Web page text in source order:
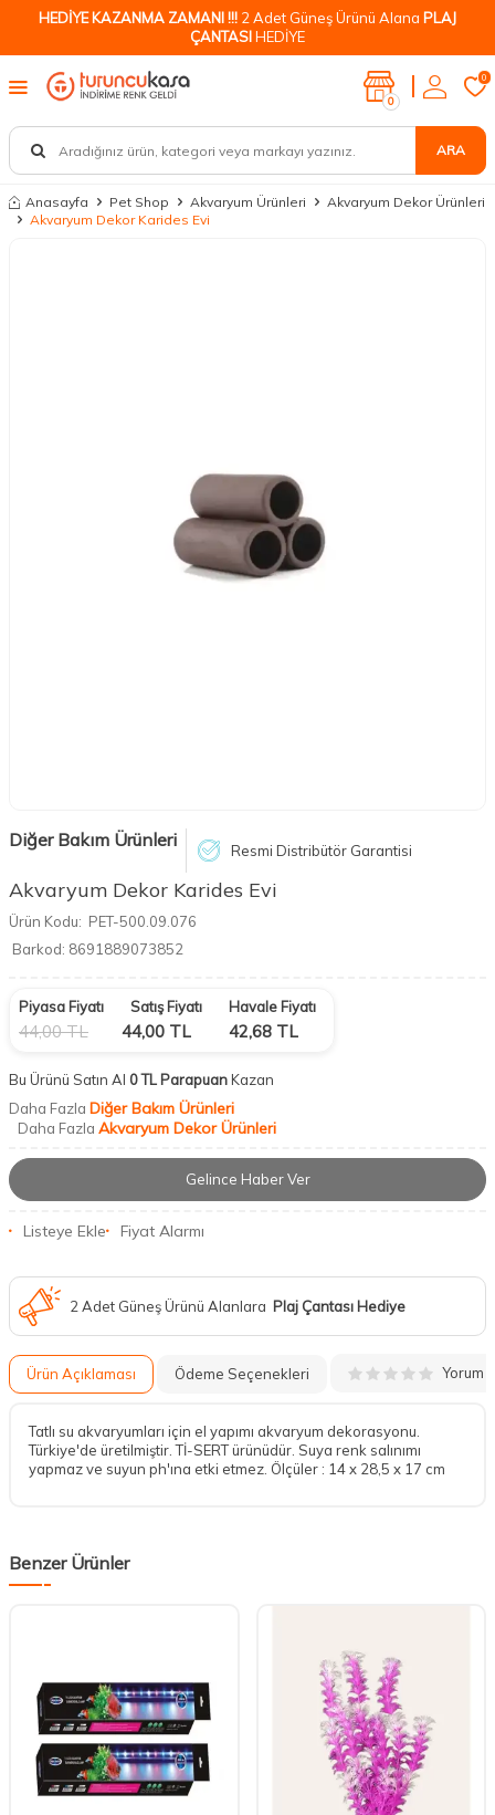
HEDİYE KAZANMA ZAMANI !!! 2 Adet Güneş Ürünü Alana PLAJ
ÇANTASIHEDİYE
ARA
0
0
Anasayfa Pet Shop Akvaryum Ürünleri
Akvaryum Dekor Ürünleri
Akvaryum Dekor Karides Evi
Diğer Bakım Ürünleri Resmi Distribütör Garantisi
Akvaryum Dekor Karides Evi
Ürün Kodu: PET-500.09.076
Barkod: 8691889073852
Piyasa Fiyatı
44,00TL
Satış Fiyatı
44,00 TL
Havale Fiyatı
42,68 TL
Bu Ürünü Satın Al 0 TL ParapuanKazan
Daha Fazla Diğer Bakım Ürünleri
Daha Fazla Akvaryum Dekor Ürünleri
Gelince Haber Ver
Listeye Ekle Fiyat Alarmı
2 Adet Güneş Ürünü Alanlara Plaj Çantası Hediye
Ürün Açıklaması Ödeme Seçenekleri Yorum
Tatlı su akvaryumları için el yapımı akvaryum dekorasyonu.
Türkiye'de üretilmiştir. Tİ-SERT ürünüdür. Suya renk salınımı
yapmaz ve suyun ph'ına etki etmez. Ölçüler : 14 x 28,5 x 17 cm
Benzer Ürünler